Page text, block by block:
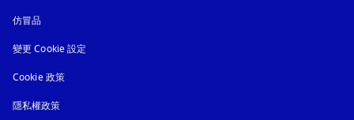
仿冒品
變更 Cookie 設定
Cookie 政策以新標籤頁開啟
隱私權政策